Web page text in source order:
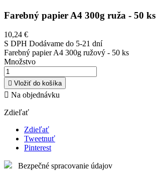
Farebný papier A4 300g ruža - 50 ks
10,24 €
S DPH Dodávame do 5-21 dní
Farebný papier A4 300g ružový - 50 ks
Množstvo
 Vložiť do košíka
 Na objednávku
Zdieľať
Zdieľať
Tweetnuť
Pinterest
Bezpečné spracovanie údajov